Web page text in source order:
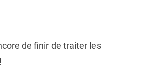
de finir de traiter les